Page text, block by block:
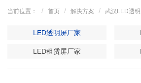
当前位置： 首页 解决方案 武汉LED透
LED透明屏厂家
LED租赁屏厂家